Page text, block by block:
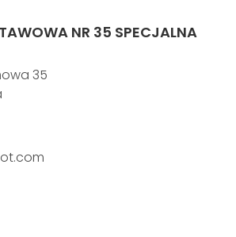
NR 35 SPECJALNA
35